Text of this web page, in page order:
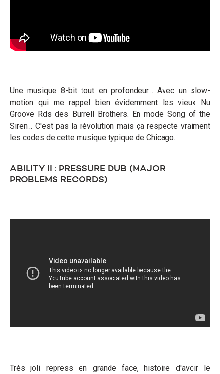
Une musique 8-bit tout en profondeur… Avec un slow-
motion qui me rappel bien évidemment les vieux Nu
Groove Rds des Burrell Brothers. En mode Song of the
Siren… C'est pas la révolution mais ça respecte vraiment
les codes de cette musique typique de Chicago.
ABILITY II : PRESSURE DUB (MAJOR
PROBLEMS RECORDS)
Très joli repress en grande face, histoire d'avoir le